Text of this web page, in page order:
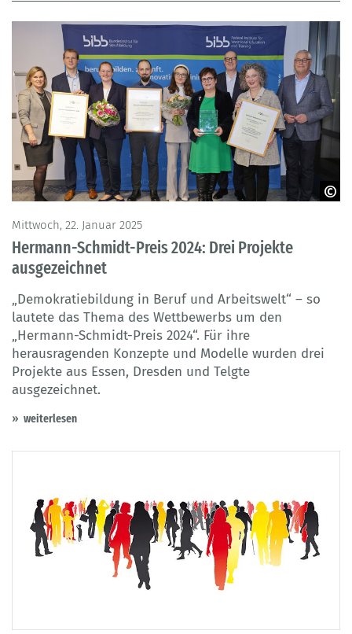
Mittwoch, 22. Januar 2025
Hermann-Schmidt-Preis 2024: Drei Projekte
ausgezeichnet
„Demokratiebildung in Beruf und Arbeitswelt“ – so
lautete das Thema des Wettbewerbs um den
„Hermann-Schmidt-Preis 2024“. Für ihre
herausragenden Konzepte und Modelle wurden drei
Projekte aus Essen, Dresden und Telgte
ausgezeichnet.
weiterlesen